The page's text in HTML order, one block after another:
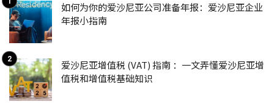
如何为你的爱沙尼亚公司准备年报：爱沙尼亚企业
年报小指南
爱沙尼亚增值税 (VAT) 指南 ：一文弄懂爱沙尼亚增
值税和增值税基础知识